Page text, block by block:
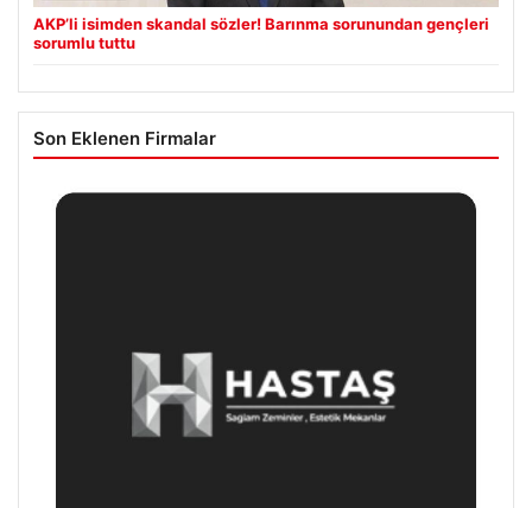
AKP’li isimden skandal sözler! Barınma sorunundan gençleri
sorumlu tuttu
Son Eklenen Firmalar